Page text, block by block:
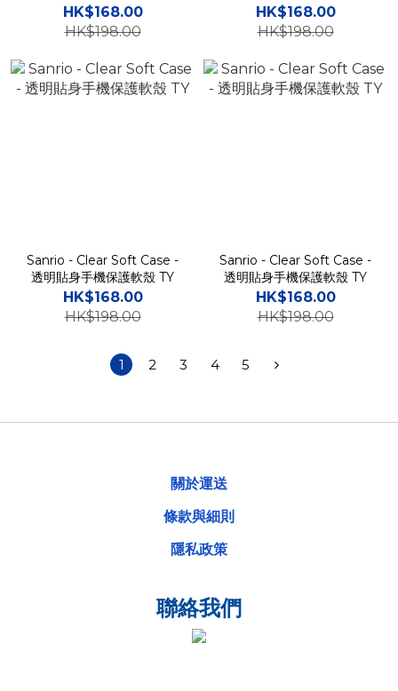
HK$168.00
HK$198.00
HK$168.00
HK$198.00
Sanrio - Clear Soft Case -
透明貼身手機保護軟殼 TY
HK$168.00
HK$198.00
Sanrio - Clear Soft Case -
透明貼身手機保護軟殼 TY
HK$168.00
HK$198.00
1 2 3 4 5
關於運送
條款與細則
隱私政策
聯絡我們